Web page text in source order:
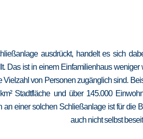
ausdrückt, handelt es sich
Das ist in einem Einfamilienhaus
Vielzahl von Personen zugänglich sind.
Stadtfläche und über 145.000
an einer solchen Schließanlage ist für die
auch nicht selbst